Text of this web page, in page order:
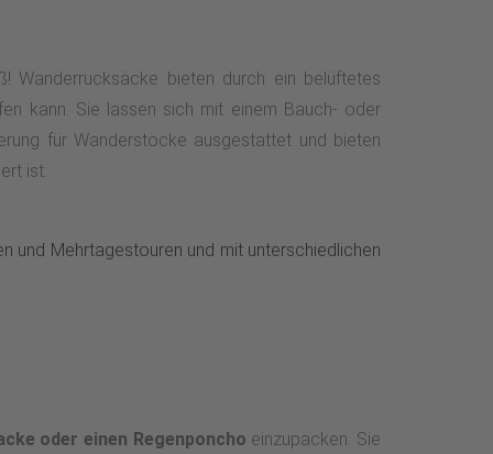
bieten durch ein belüftetes
kann. Sie lassen sich mit einem Bauch- oder
für Wanderstöcke ausgestattet und bieten
ist.
und Mehrtagestouren und mit unterschiedlichen
oder einen Regenponcho einzupacken. Sie